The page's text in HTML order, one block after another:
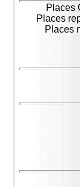
Places
Places
Places